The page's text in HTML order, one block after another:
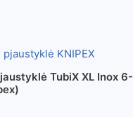
TubiX XL Inox 6-